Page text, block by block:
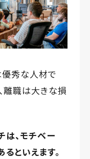
秀な人材で
離職は大きな損
、モチベー
といえます。